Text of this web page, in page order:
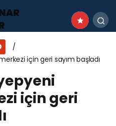
için geri sayım başladı
için geri
merkezi için geri